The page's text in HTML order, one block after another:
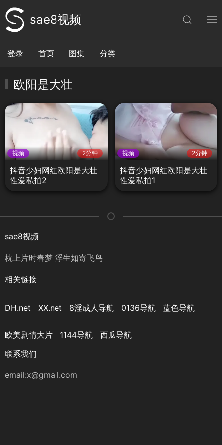
sae8视频
登录 首页 图集 分类
欧阳是大壮
视频 2分钟
抖音少妇网红欧阳是大壮
性爱私拍2
视频 2分钟
抖音少妇网红欧阳是大壮
性爱私拍1
sae8视频
枕上片时春梦 浮生如寄飞鸟
相关链接
DH.net XX.net 8淫成人导航 0136导航 蓝色导航
欧美剧情大片 1144导航
西瓜导航
联系我们
email:x@gmail.com